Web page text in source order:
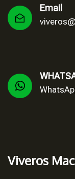
Email
Viveros